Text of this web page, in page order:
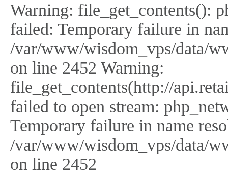
Warning: file_get_contents():
failed: Temporary failure in
/var/www/wisdom_vps/data/
on line 2452 Warning:
file_get_contents(http://
failed to open stream:
Temporary failure in name
/var/www/wisdom_vps/data/
on line 2452